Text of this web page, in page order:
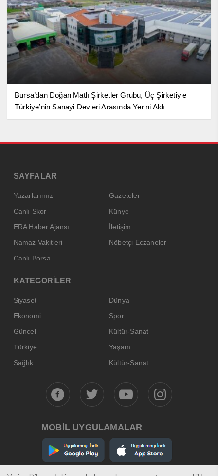
Bursa’dan Doğan Matlı Şirketler Grubu, Üç Şirketiyle
Türkiye’nin Sanayi Devleri Arasında Yerini Aldı
SAYFALAR
Yazarlarımız
Gazeteler
Canlı Skor
Künye
ERA Haber Ajansı
İletişim
Namaz Vakitleri
Nöbetçi Eczaneler
Canlı Borsa
KATEGORİLER
Siyaset
Dünya
Ekonomi
Spor
Güncel
Kültür-Sanat
Türkiye
Yaşam
Sağlık
Kültür-Sanat
MOBİL UYGULAMALAR